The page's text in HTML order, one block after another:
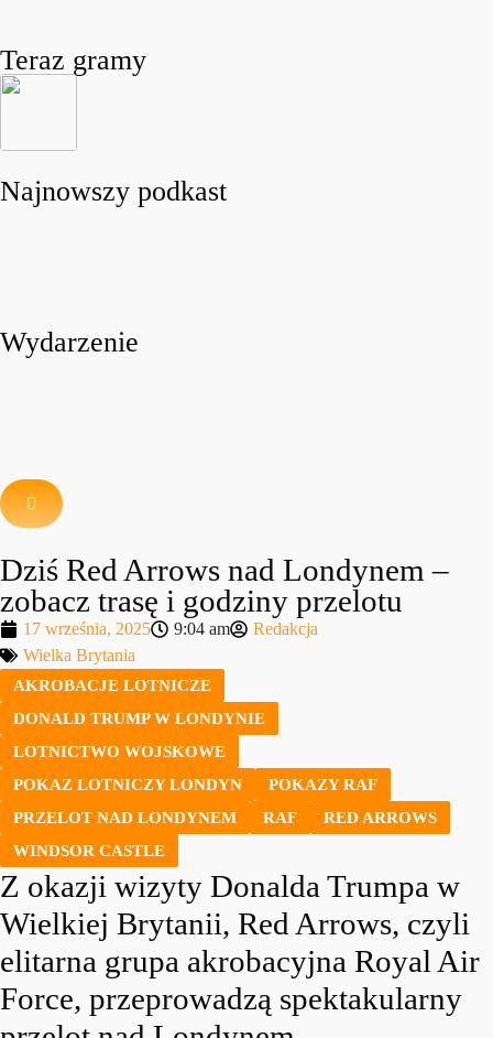
Teraz gramy
Najnowszy podkast
Wydarzenie
Dziś Red Arrows nad Londynem –
zobacz trasę i godziny przelotu
17 września, 2025 9:04 am
Redakcja
Wielka Brytania
AKROBACJE LOTNICZE
DONALD TRUMP W LONDYNIE
LOTNICTWO WOJSKOWE
POKAZ LOTNICZY LONDYN
POKAZY RAF
PRZELOT NAD LONDYNEM
RAF
RED ARROWS
WINDSOR CASTLE
Z okazji wizyty Donalda Trumpa w
Wielkiej Brytanii, Red Arrows, czyli
elitarna grupa akrobacyjna Royal Air
Force, przeprowadzą spektakularny